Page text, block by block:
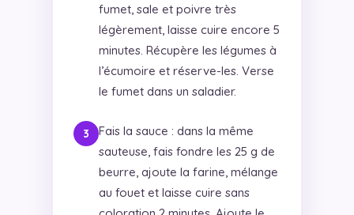
fumet, sale et poivre très
légèrement, laisse cuire encore 5
minutes. Récupère les légumes à
l’écumoire et réserve-les. Verse
le fumet dans un saladier.
Fais la sauce : dans la même
sauteuse, fais fondre les 25 g de
beurre, ajoute la farine, mélange
au fouet et laisse cuire sans